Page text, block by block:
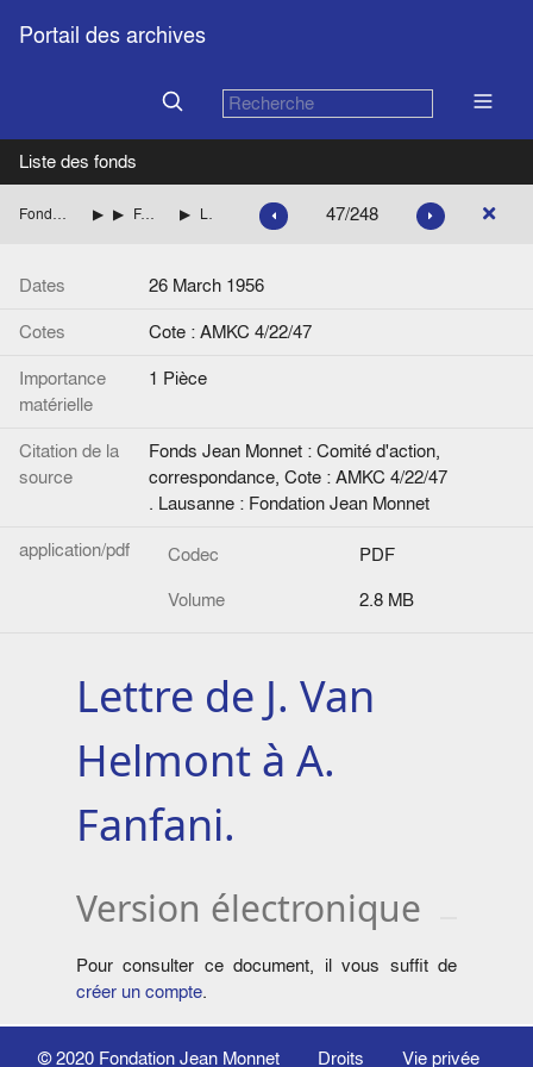
Portail des archives
Liste des fonds
Fonds Jean Monnet : Comité d'action, correspondance ITALIE
FANFANI Amintore (Démocratie chrétienne italienne) Lettre de J. Van Helmont à A. Fanfani. 47/248
Dates
26 March 1956
Cotes
Cote : AMKC 4/22/47
Importance
matérielle
1 Pièce
Citation de la
source
Fonds Jean Monnet : Comité d'action,
correspondance, Cote : AMKC 4/22/47
. Lausanne : Fondation Jean Monnet
application/pdf
Codec
PDF
Volume
2.8 MB
Lettre de J. Van
Helmont à A.
Fanfani.
Version électronique
Pour consulter ce document, il vous suffit de
créer un compte.
© 2020 Fondation Jean Monnet Droits Vie privée